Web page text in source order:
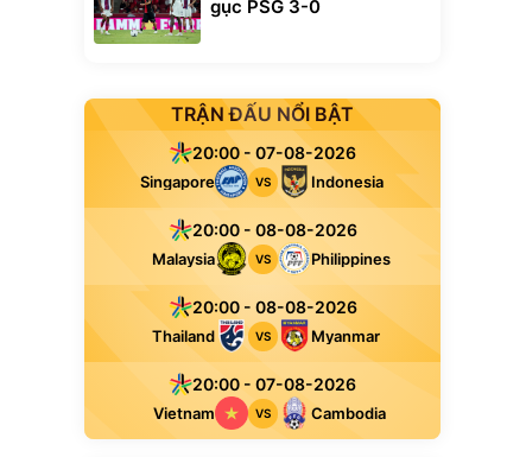
gục PSG 3-0
TRẬN ĐẤU NỔI BẬT
20:00 - 07-08-2026
Singapore VS Indonesia
20:00 - 08-08-2026
Malaysia VS Philippines
20:00 - 08-08-2026
Thailand VS Myanmar
20:00 - 07-08-2026
Vietnam VS Cambodia